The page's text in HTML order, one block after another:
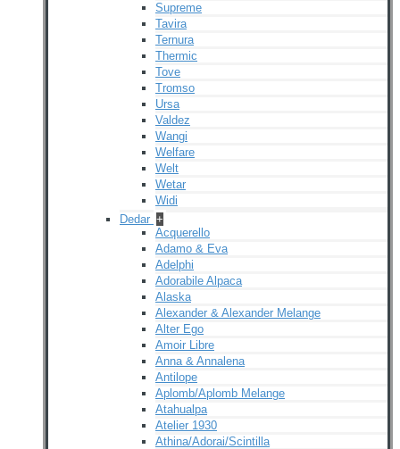
Supreme
Tavira
Ternura
Thermic
Tove
Tromso
Ursa
Valdez
Wangi
Welfare
Welt
Wetar
Widi
Dedar +
Acquerello
Adamo & Eva
Adelphi
Adorabile Alpaca
Alaska
Alexander & Alexander Melange
Alter Ego
Amoir Libre
Anna & Annalena
Antilope
Aplomb/Aplomb Melange
Atahualpa
Atelier 1930
Athina/Adorai/Scintilla